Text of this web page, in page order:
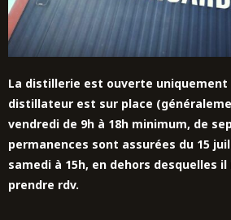
La distillerie est ouverte uniquement
distillateur est sur place
vendredi de 9h à 18h minimum, de
permanences sont assurées du 15
samedi à 15h, en dehors desquelles
prendre rdv.